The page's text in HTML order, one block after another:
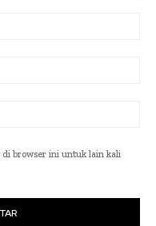
di browser ini untuk lain kali